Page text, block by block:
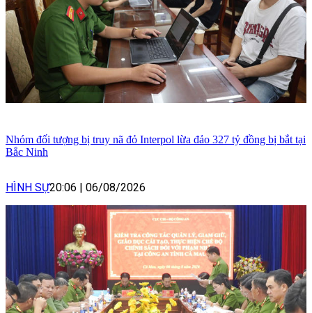
Nhóm đối tượng bị truy nã đỏ Interpol lừa đảo 327 tỷ đồng bị bắt tại
Bắc Ninh
HÌNH SỰ20:06 | 06/08/2026